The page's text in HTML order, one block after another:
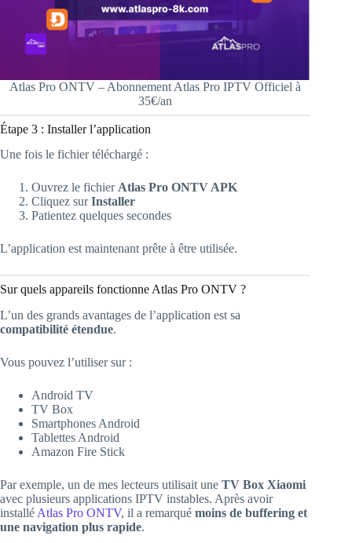
Atlas Pro ONTV – Abonnement Atlas Pro IPTV Officiel à
35€/an
Étape 3 : Installer l’application
Une fois le fichier téléchargé :
Ouvrez le fichier Atlas Pro ONTV APK
Cliquez surInstaller
Patientez quelques secondes
L’application est maintenant prête à être utilisée.
Sur quels appareils fonctionne Atlas Pro ONTV ?
L’un des grands avantages de l’application est sa
compatibilité étendue.
Vous pouvez l’utiliser sur :
Android TV
TV Box
Smartphones Android
Tablettes Android
Amazon Fire Stick
Par exemple, un de mes lecteurs utilisait une TV Box Xiaomi
avec plusieurs applications IPTV instables. Après avoir
installé Atlas Pro ONTV, il a remarqué moins de buffering et
une navigation plus rapide.